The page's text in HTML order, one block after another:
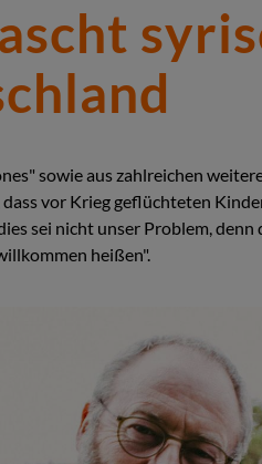
sowie aus zahlreichen
dass vor Krieg geflüchteten
sei nicht unser Problem,
heißen".